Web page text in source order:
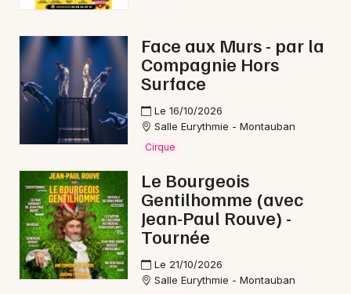
Face aux Murs - par la
Compagnie Hors
Surface
Le 16/10/2026
Salle Eurythmie - Montauban
Cirque
Le Bourgeois
Gentilhomme (avec
Jean-Paul Rouve) -
Tournée
Le 21/10/2026
Salle Eurythmie - Montauban